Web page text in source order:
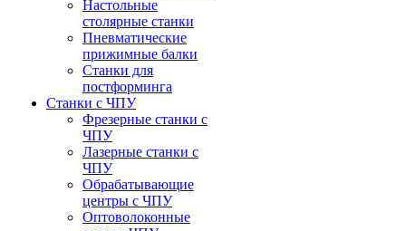
Настольные
столярные станки
Пневматические
прижимные балки
Станки для
постформинга
Станки с ЧПУ
Фрезерные станки с
ЧПУ
Лазерные станки с
ЧПУ
Обрабатывающие
центры с ЧПУ
Оптоволоконные